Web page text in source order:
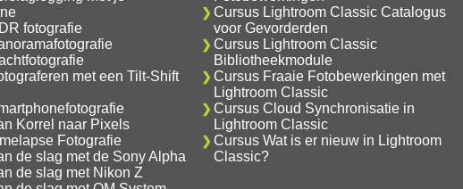
fotografie
met een Tilt-Shift
Korrel naar Pixels
Fotografie
de slag met de Sony Alpha
de slag met Nikon Z
Cursus Lightroom Classic Catalogus
voor Gevorderden
Cursus Lightroom Classic
Bibliotheekmodule
Cursus Fraaie Fotobewerkingen met
Lightroom Classic
Cursus Cloud Synchronisatie in
Lightroom Classic
Cursus Wat is er nieuw in Lightroom
Classic?